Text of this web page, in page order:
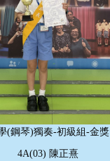
(鋼琴)獨奏-初級組-金獎
4A(03) 陳正熹